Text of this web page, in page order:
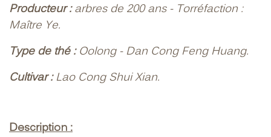
Producteur :arbres de 200 ans - Torréfaction :
Maître Ye.
Type de thé :Oolong - Dan Cong Feng Huang.
Cultivar :Lao Cong Shui Xian.
Description :